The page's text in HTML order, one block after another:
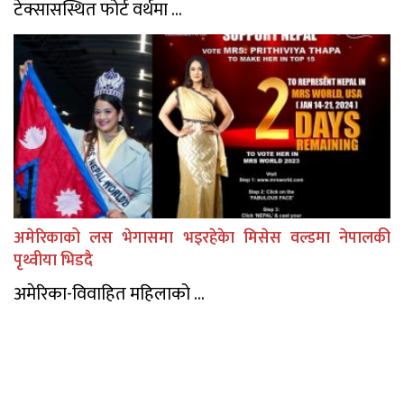
टेक्सासस्थित फोर्ट वर्थमा ...
अमेरिकाको लस भेगासमा भइरहेकेा मिसेस वल्डमा नेपालकी
पृथ्वीया भिडदै
अमेरिका-विवाहित महिलाको ...